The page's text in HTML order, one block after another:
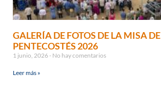
GALERÍA DE FOTOS DE LA MISA DE
PENTECOSTÉS 2026
1 junio, 2026 No hay comentarios
Leer más »